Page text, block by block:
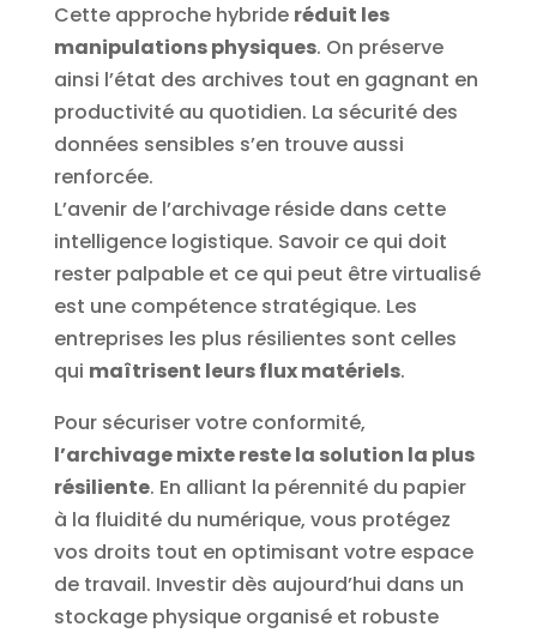
Cette approche hybride réduit les
manipulations physiques. On préserve
ainsi l’état des archives tout en gagnant en
productivité au quotidien. La sécurité des
données sensibles s’en trouve aussi
renforcée.
L’avenir de l’archivage réside dans cette
intelligence logistique. Savoir ce qui doit
rester palpable et ce qui peut être virtualisé
est une compétence stratégique. Les
entreprises les plus résilientes sont celles
qui maîtrisent leurs flux matériels.
Pour sécuriser votre conformité,
l’archivage mixte reste la solution la plus
résiliente. En alliant la pérennité du papier
à la fluidité du numérique, vous protégez
vos droits tout en optimisant votre espace
de travail. Investir dès aujourd’hui dans un
stockage physique organisé et robuste